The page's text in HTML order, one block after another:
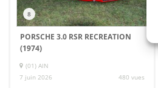
8
PORSCHE 3.0 RSR RECREATION
(1974)
(01) AIN
7 juin 2026
480 vues